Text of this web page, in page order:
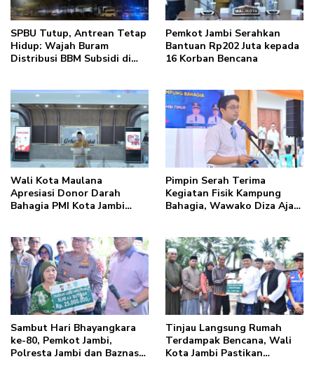
SPBU Tutup, Antrean Tetap
Hidup: Wajah Buram
Distribusi BBM Subsidi di
Pemkot Jambi Serahkan
Bantuan Rp202 Juta kepada
16 Korban Bencana
Wali Kota Maulana
Apresiasi Donor Darah
Bahagia PMI Kota Jambi
Tahun 2026
Pimpin Serah Terima
Kegiatan Fisik Kampung
Bahagia, Wawako Diza Ajak
Sambut Hari Bhayangkara
ke-80, Pemkot Jambi,
Polresta Jambi dan Baznas
Tinjau Langsung Rumah
Terdampak Bencana, Wali
Kota Jambi Pastikan